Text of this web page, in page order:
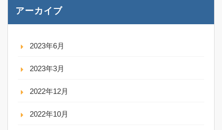
アーカイブ
2023年6月
2023年3月
2022年12月
2022年10月